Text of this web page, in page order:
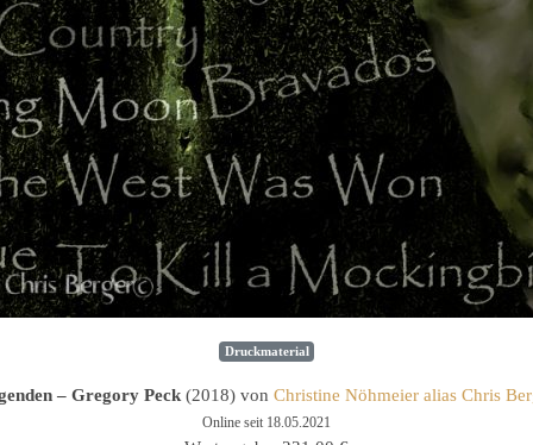
Druckmaterial
– Gregory Peck (2018) von Christine Nöhmeier alias Chris
Online seit 18.05.2021